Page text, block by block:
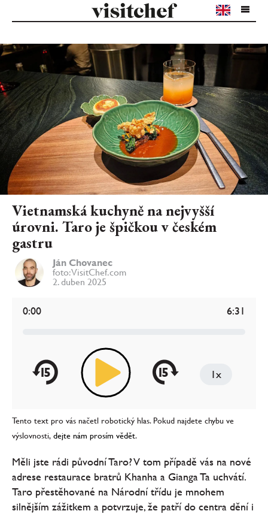
Vietnamská kuchyně na nejvyšší
úrovni. Taro je špičkou v českém
gastru
Ján Chovanec
foto: VisitChef.com
2. duben 2025
15 15
0:00 6:31
1x
Tento text pro vás načetl robotický hlas. Pokud najdete chybu ve
výslovnosti, dejte nám prosím vědět.
Měli jste rádi původní Taro? V tom případě vás na nové
adrese restaurace bratrů Khanha a Gianga Ta uchvátí.
Taro přestěhované na Národní třídu je mnohem
silnějším zážitkem a potvrzuje, že patří do centra dění i